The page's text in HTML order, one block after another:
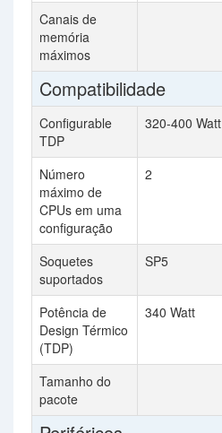
Canais de
memória
máximos
Compatibilidade
Configurable
TDP
320-400 Watt
Número
máximo de
CPUs em uma
configuração
2
Soquetes
suportados
SP5
Potência de
Design Térmico
(TDP)
340 Watt
Tamanho do
pacote